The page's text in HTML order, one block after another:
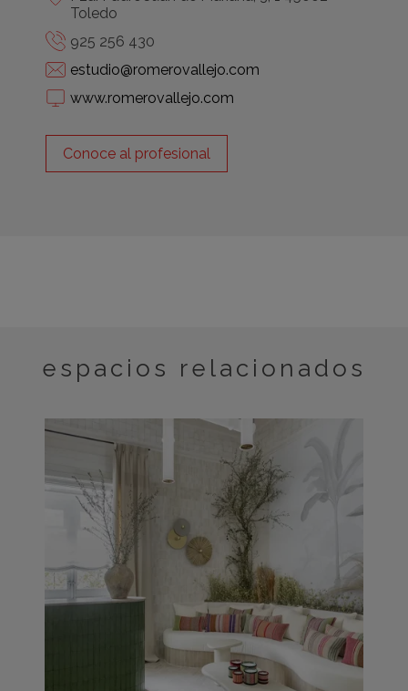
Toledo
925 256 430
estudio@romerovallejo.com
www.romerovallejo.com
Conoce al profesional
espacios relacionados